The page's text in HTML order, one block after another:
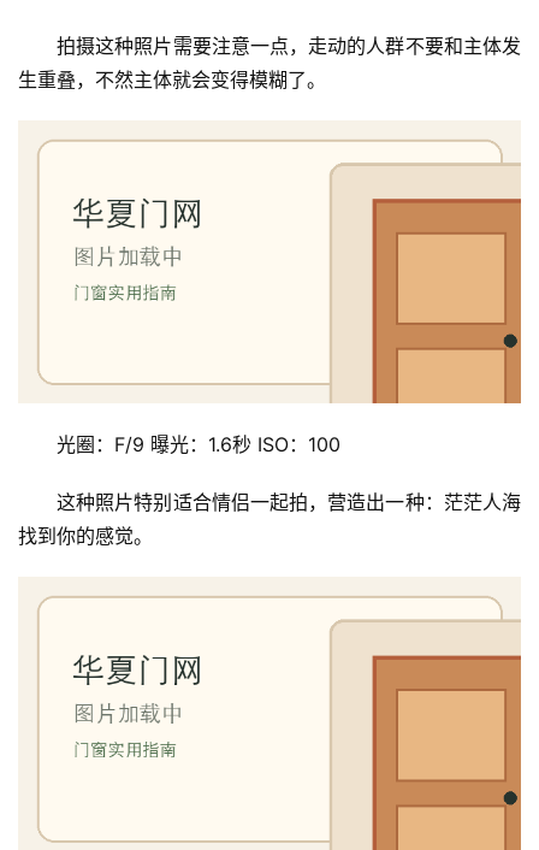
拍摄这种照片需要注意一点，走动的人群不要和主体发
生重叠，不然主体就会变得模糊了。
光圈：F/9 曝光：1.6秒 ISO：100
这种照片特别适合情侣一起拍，营造出一种：茫茫人海
找到你的感觉。